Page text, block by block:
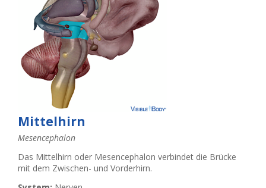
Mittelhirn
Mesencephalon
Das Mittelhirn oder Mesencephalon verbindet die Brücke
mit dem Zwischen- und Vorderhirn.